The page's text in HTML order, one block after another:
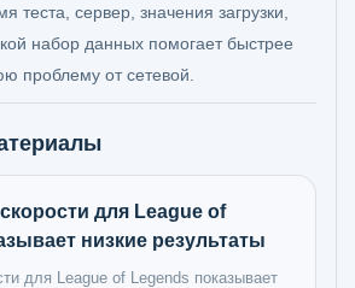
теста, сервер, значения загрузки,
набор данных помогает быстрее
проблему от сетевой.
для League of
низкие результаты
для League of Legends показывает